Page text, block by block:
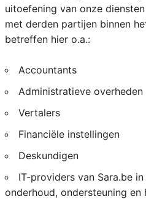
uitoefening van onze
met derden partijen binnen
betreffen hier o.a.:
Accountants
Administratieve overheden
Vertalers
Financiële instellingen
Deskundigen
IT-providers van Sara.be
onderhoud, ondersteuning en